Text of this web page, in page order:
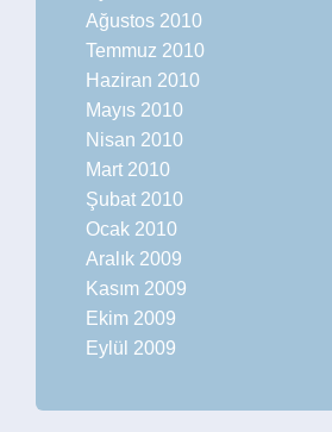
Ağustos 2010
Temmuz 2010
Haziran 2010
Mayıs 2010
Nisan 2010
Mart 2010
Şubat 2010
Ocak 2010
Aralık 2009
Kasım 2009
Ekim 2009
Eylül 2009